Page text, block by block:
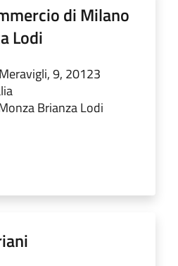
di Milano
Lodi
9, 20123
Brianza Lodi